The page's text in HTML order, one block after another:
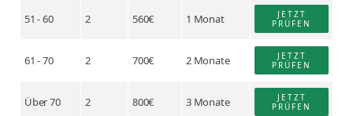
51 - 60 2 560€ 1 Monat
JETZT
PRÜFEN
61 - 70 2 700€ 2 Monate
JETZT
PRÜFEN
Über 70 2 800€ 3 Monate
JETZT
PRÜFEN